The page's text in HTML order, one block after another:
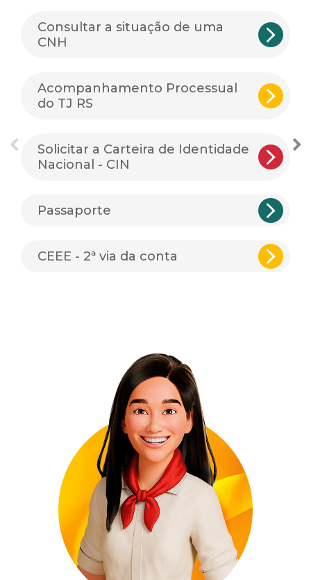
Consultar a situação de uma
CNH
Acompanhamento Processual
do TJ RS
Solicitar a Carteira de Identidade
Nacional - CIN
Passaporte
CEEE - 2ª via da conta